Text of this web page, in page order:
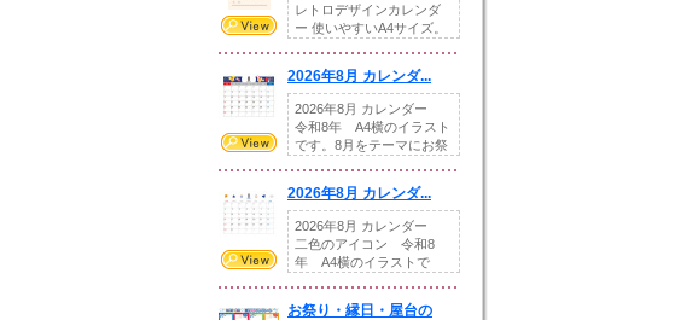
レトロデザインカレンダ
ー 使いやすいA4サイズ。
2026年8月 カレンダ...
2026年8月 カレンダー
令和8年 A4横のイラスト
です。8月をテーマにお祭
2026年8月 カレンダ...
2026年8月 カレンダー
二色のアイコン 令和8
年 A4横のイラストで
お祭り・縁日・屋台の